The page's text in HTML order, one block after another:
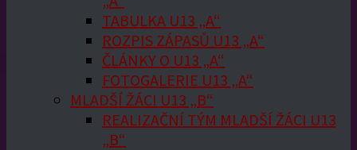
TABULKA U13 „A“
ROZPIS ZÁPASŮ U13 „A“
ČLÁNKY O U13 „A“
FOTOGALERIE U13 „A“
MLADŠÍ ŽÁCI U13 „B“
REALIZAČNÍ TÝM MLADŠÍ ŽÁCI U13
„B“